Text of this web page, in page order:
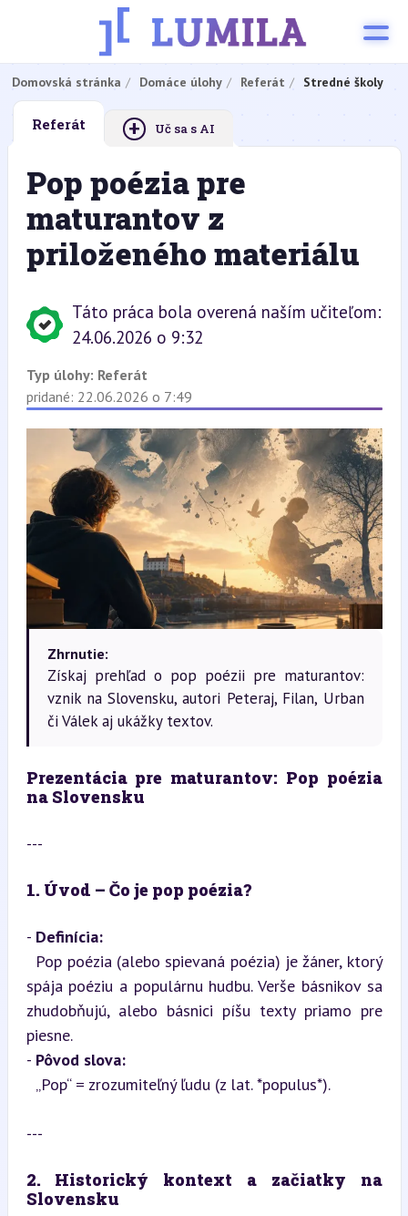
Domovská stránka Domáce úlohy Referát Stredné školy
Referát + Uč sa s AI
Pop poézia pre
maturantov z
priloženého materiálu
Táto práca bola overená naším učiteľom:
24.06.2026 o 9:32
Typ úlohy: Referát
pridané: 22.06.2026 o 7:49
Zhrnutie:
Získaj prehľad o pop poézii pre maturantov:
vznik na Slovensku, autori Peteraj, Filan, Urban
či Válek aj ukážky textov.
Prezentácia pre maturantov: Pop poézia
na Slovensku
---
1. Úvod – Čo je pop poézia?
- Definícia:
spája poéziu a populárnu hudbu. Verše básnikov sa
zhudobňujú, alebo básnici píšu texty priamo pre
piesne.
- Pôvod slova:
  „Pop“ = zrozumiteľný ľudu (z lat. *populus*).
---
2. Historický kontext a začiatky na
Slovensku